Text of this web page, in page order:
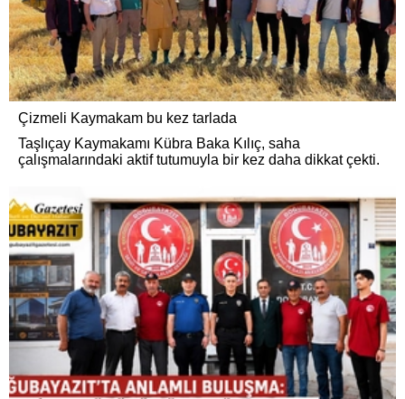
Çizmeli Kaymakam bu kez tarlada
Taşlıçay Kaymakamı Kübra Baka Kılıç, saha
çalışmalarındaki aktif tutumuyla bir kez daha dikkat çekti.